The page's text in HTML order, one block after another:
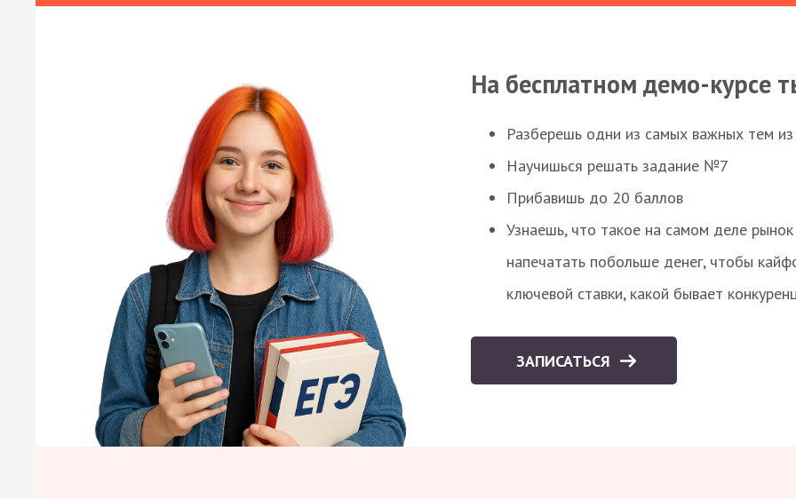
На бесплатном демо-курсе
Разберешь одни из самых важных тем
Научишься решать задание №7
Прибавишь до 20 баллов
Узнаешь, что такое на самом деле
напечатать побольше денег, чтобы
ключевой ставки, какой бывает
ЗАПИСАТЬСЯ